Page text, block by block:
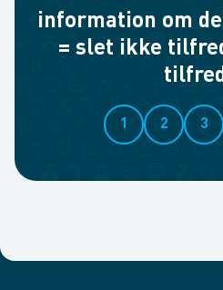
information om
= slet ikke
1 2 3